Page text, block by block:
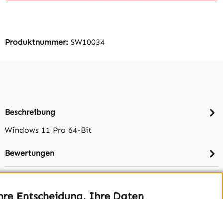
Produktnummer: SW10034
Beschreibung
Windows 11 Pro 64-Bit
Bewertungen
Entscheidung, Ihre Daten